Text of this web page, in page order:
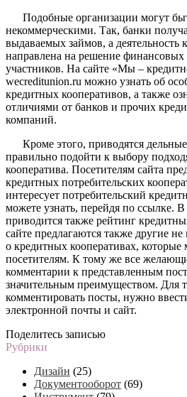
Подобные организации могут
некоммерческими. Так, банки
выдаваемых займов, а деятельность
направлена на решение
участников. На сайте «Мы –
wecreditunion.ru можно узнать об
кредитных кооперативов, а также
отличиями от банков и прочих
компаний.
Кроме этого, приводятся
правильно подойти к выбору
кооператива. Посетителям сайта
кредитных потребительских
интересует потребительский
можете узнать, перейдя по ссылке.
приводится также рейтинг
сайте предлагаются также другие
о кредитных кооперативах,
посетителям. К тому же все
комментарии к представленным
значительным преимуществом. Для
комментировать посты, нужно
электронной почты и сайт.
Поделитесь записью
Рубрики
Дизайн (25)
Документооборот (69)